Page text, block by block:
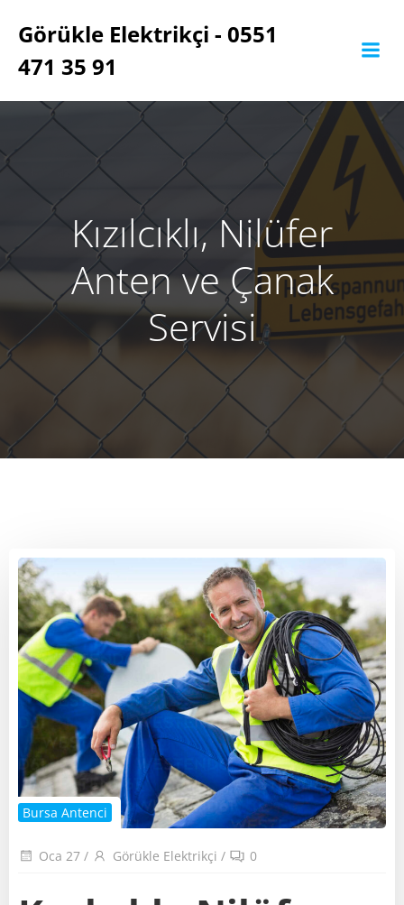
geç
Görükle Elektrikçi - 0551
471 35 91
Kızılcıklı, Nilüfer
Anten ve Çanak
Servisi
Bursa Antenci
Oca 27 / Görükle Elektrikçi / 0